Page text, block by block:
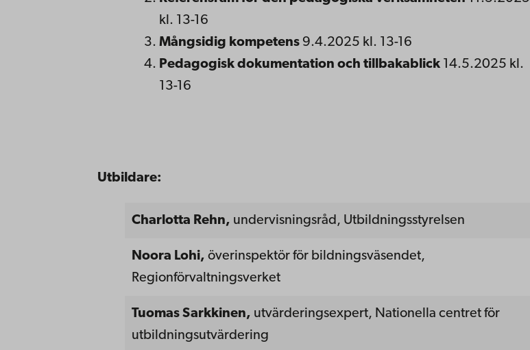
kl. 13-16
Mångsidig kompetens 9.4.2025 kl. 13-16
Pedagogisk dokumentation och tillbakablick 14.5.2025 kl.
13-16
Utbildare:
Charlotta Rehn, undervisningsråd, Utbildningsstyrelsen
Noora Lohi, överinspektör för bildningsväsendet,
Regionförvaltningsverket
Tuomas Sarkkinen, utvärderingsexpert, Nationella centret för
utbildningsutvärdering